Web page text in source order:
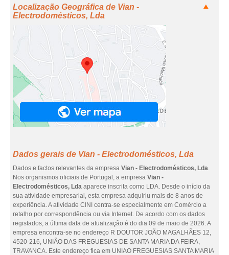
Localização Geográfica de Vian -
Electrodomésticos, Lda
Dados gerais de Vian - Electrodomésticos, Lda
Dados e factos relevantes da empresa Vian - Electrodomésticos, Lda.
Nos organismos oficiais de Portugal, a empresa Vian -
Electrodomésticos, Lda aparece inscrita como LDA. Desde o início da
sua atividade empresarial, esta empresa adquiriu mais de 8 anos de
experiência. A atividade CINI centra-se especialmente em Comércio a
retalho por correspondência ou via Internet. De acordo com os dados
registados, a última data de atualização é do dia 09 de maio de 2026. A
empresa encontra-se no endereço R DOUTOR JOÃO MAGALHÃES 12,
4520-216, UNIÃO DAS FREGUESIAS DE SANTA MARIA DA FEIRA,
TRAVANCA. Este endereço fica em UNIAO FREGUESIAS SANTA MARIA